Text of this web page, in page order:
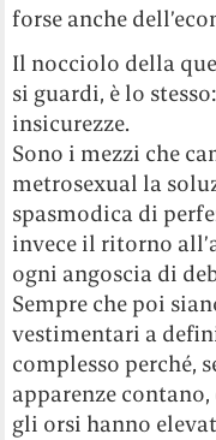
forse anche
Il nocciolo della
si guardi, è lo
insicurezze.
Sono i mezzi che
metrosexual la
spasmodica di
invece il ritorno
ogni angoscia di
Sempre che poi
vestimentari a
complesso perché,
apparenze
gli orsi hanno